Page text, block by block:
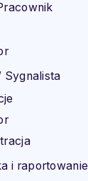
Sygnalista
i raportowanie